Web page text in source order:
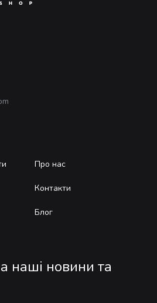
Про нас
Контакти
Блог
наші новини та